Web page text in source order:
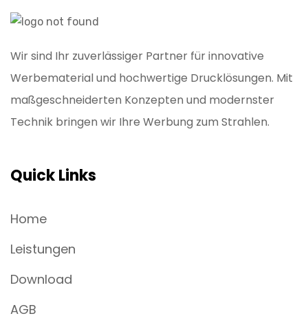
Wir sind Ihr zuverlässiger Partner für innovative
Werbematerial und hochwertige Drucklösungen. Mit
maßgeschneiderten Konzepten und modernster
Technik bringen wir Ihre Werbung zum Strahlen.
Quick Links
Home
Leistungen
Download
AGB